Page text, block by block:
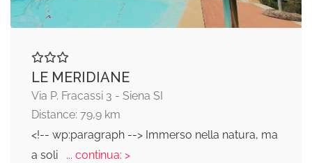
LE MERIDIANE
Via P. Fracassi 3 - Siena SI
Distance: 79,9 km
<!-- wp:paragraph --> Immerso nella natura, ma
a soli
... continua: >